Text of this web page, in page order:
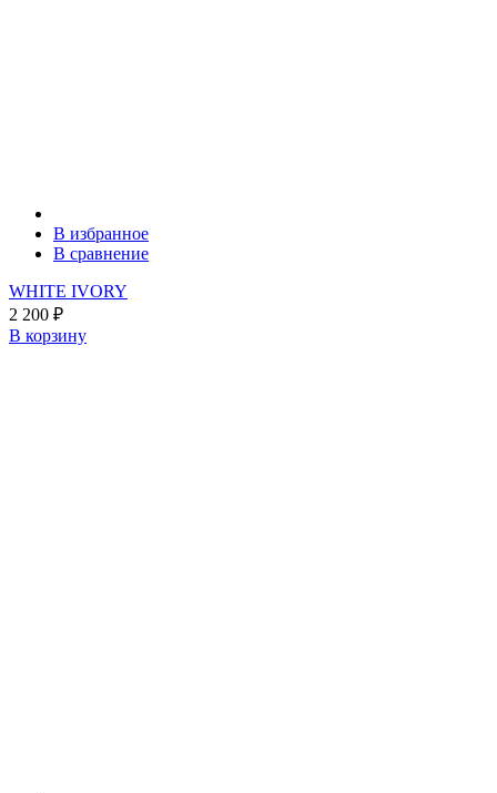
В избранное
В сравнение
WHITE IVORY
2 200 ₽
В корзину